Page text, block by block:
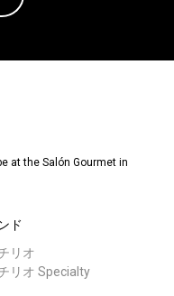
at the Salón Gourmet in
ド
リオ
リオ Specialty